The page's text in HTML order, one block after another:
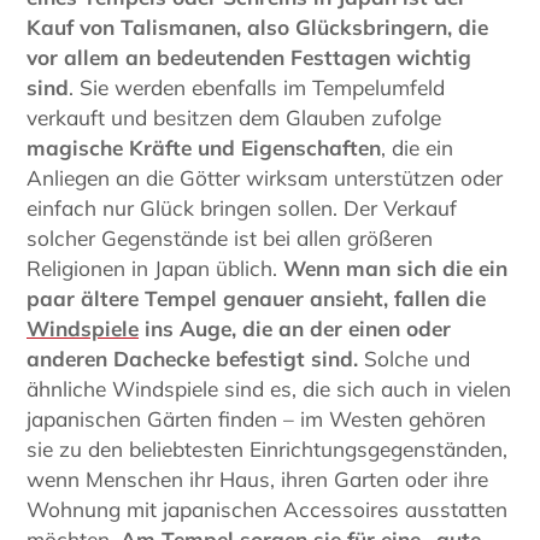
Kauf von Talismanen, also Glücksbringern, die
vor allem an bedeutenden Festtagen wichtig
sind. Sie werden ebenfalls im Tempelumfeld
verkauft und besitzen dem Glauben zufolge
magische Kräfte und Eigenschaften, die ein
Anliegen an die Götter wirksam unterstützen oder
einfach nur Glück bringen sollen. Der Verkauf
solcher Gegenstände ist bei allen größeren
Religionen in Japan üblich. Wenn man sich die ein
paar ältere Tempel genauer ansieht, fallen die
Windspiele ins Auge, die an der einen oder
anderen Dachecke befestigt sind. Solche und
ähnliche Windspiele sind es, die sich auch in vielen
japanischen Gärten finden – im Westen gehören
sie zu den beliebtesten Einrichtungsgegenständen,
wenn Menschen ihr Haus, ihren Garten oder ihre
Wohnung mit japanischen Accessoires ausstatten